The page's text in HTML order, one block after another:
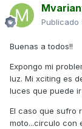
Publicado
Buenas a todos!!
Expongo mi
luz. Mi xciting es
luces que puede
El caso que sufro
moto...circulo con